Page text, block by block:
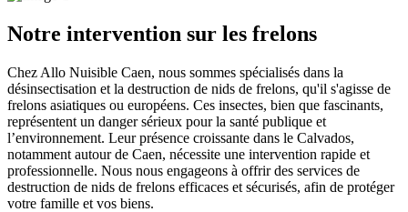
Notre intervention sur les frelons
Chez Allo Nuisible Caen, nous sommes spécialisés dans la
désinsectisation et la destruction de nids de frelons, qu'il s'agisse de
frelons asiatiques ou européens. Ces insectes, bien que fascinants,
représentent un danger sérieux pour la santé publique et
l’environnement. Leur présence croissante dans le Calvados,
notamment autour de Caen, nécessite une intervention rapide et
professionnelle. Nous nous engageons à offrir des services de
destruction de nids de frelons efficaces et sécurisés, afin de protéger
votre famille et vos biens.